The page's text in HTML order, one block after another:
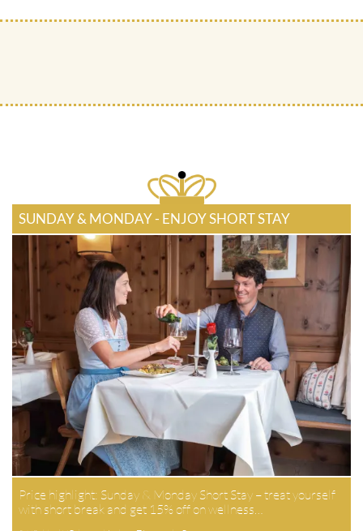
SUNDAY & MONDAY - ENJOY SHORT STAY
Price highlight: Sunday & Monday Short Stay – treat yourself
with short break and get 15% off on wellness…